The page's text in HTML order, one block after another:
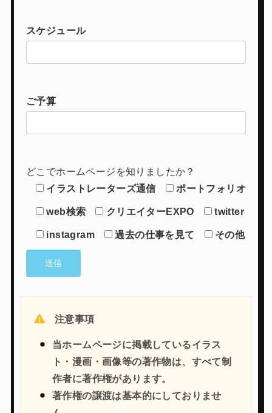
スケジュール
ご予算
どこでホームページを知りましたか？
イラストレーターズ通信
ポートフォリオ
web検索 クリエイターEXPO twitter
instagram 過去の仕事を見て その他
注意事項
当ホームページに掲載しているイラス
ト・漫画・画像等の著作物は、すべて制
作者に著作権があります。
著作権の譲渡は基本的にしておりませ